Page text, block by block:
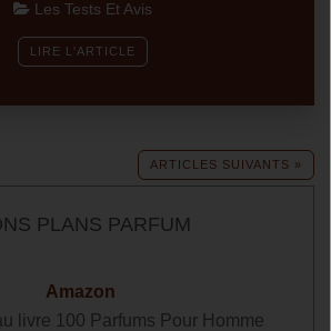
Les Tests Et Avis
LIRE L'ARTICLE
ARTICLES SUIVANTS »
PLANS PARFUM
Amazon
livre 100 Parfums Pour Homme